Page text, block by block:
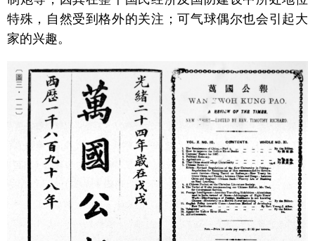
特殊，自然受到格外的关注；可气球偶尔也会引起大
家的兴趣。